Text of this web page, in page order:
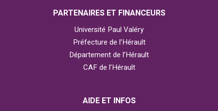
PARTENAIRES ET FINANCEURS
Université Paul Valéry
Préfecture de l’Hérault
Département de l’Hérault
CAF de l’Hérault
AIDE ET INFOS